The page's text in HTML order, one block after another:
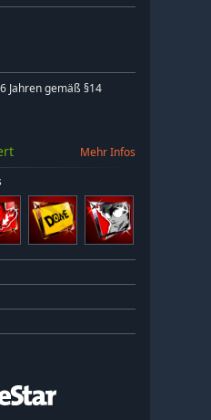
Jahren gemäß §14
Mehr Infos